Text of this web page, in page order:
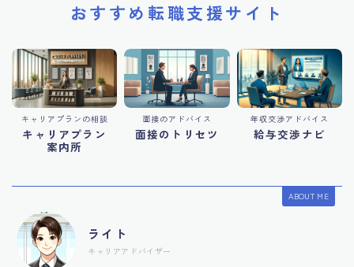
おすすめ転職支援サイト
キャリアプランの相談
キャリアプラン
案内所
面接のアドバイス
面接のトリセツ
年収交渉アドバイス
給与交渉ナビ
ABOUT ME
ライト
キャリアアドバイザー